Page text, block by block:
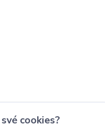
cookies?